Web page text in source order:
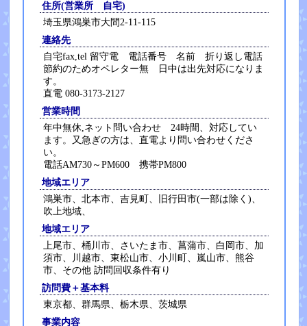
住所(営業所 自宅)
埼玉県鴻巣市大間2-11-115
連絡先
自宅fax,tel 留守電 電話番号 名前 折り返し電話
節約のためオペレター無 日中は出先対応になりま
す。
直電 080-3173-2127
営業時間
年中無休,ネット問い合わせ 24時間、対応してい
ます。又急ぎの方は、直電より問い合わせくださ
い。
電話AM730～PM600 携帯PM800
地域エリア
鴻巣市、北本市、吉見町、旧行田市(一部は除く)、
吹上地域、
地域エリア
上尾市、桶川市、さいたま市、菖蒲市、白岡市、加
須市、川越市、東松山市、小川町、嵐山市、熊谷
市、その他 訪問回収条件有り
訪問費＋基本料
東京都、群馬県、栃木県、茨城県
事業内容